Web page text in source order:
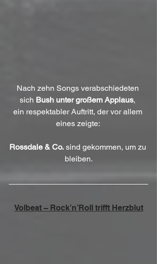
Nach zehn Songs verabschiedeten
sich Bush unter großem Applaus,
ein respektabler Auftritt, der vor allem
eines zeigte:
Rossdale & Co. sind gekommen, um zu
bleiben.
Volbeat – Rock’n’Roll trifft Herzblut